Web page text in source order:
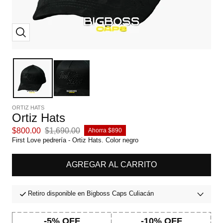
Zoom
ORTIZ HATS
Ortiz Hats
Precio
de
$800.00 Precio
normal
$1,690.00 Ahorra $890
First Love pedrería - Ortiz Hats. Color negro
Retiro disponible en Bigboss Caps Culiacán
-5% OFF -10% OFF
AGREGAR AL CARRITO